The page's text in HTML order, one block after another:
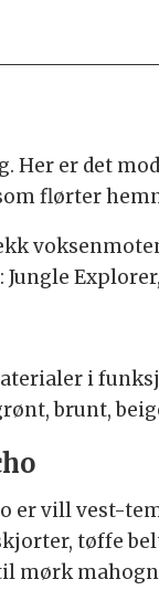
Her er det
flørter
i
brunt,
er vill vest-
tøffe
mørk